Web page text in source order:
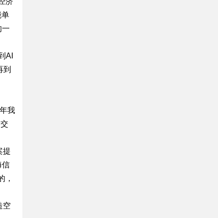
单
一
AI
到
我
提
信
，
空